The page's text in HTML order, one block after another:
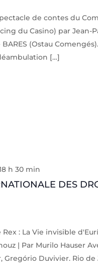
de contes du
du Casino) par Jean-
(Ostau
[…]
DES
h 30 min
: La Vie invisible
| Par Murilo Hauser
Gregório Duvivier. Rio de